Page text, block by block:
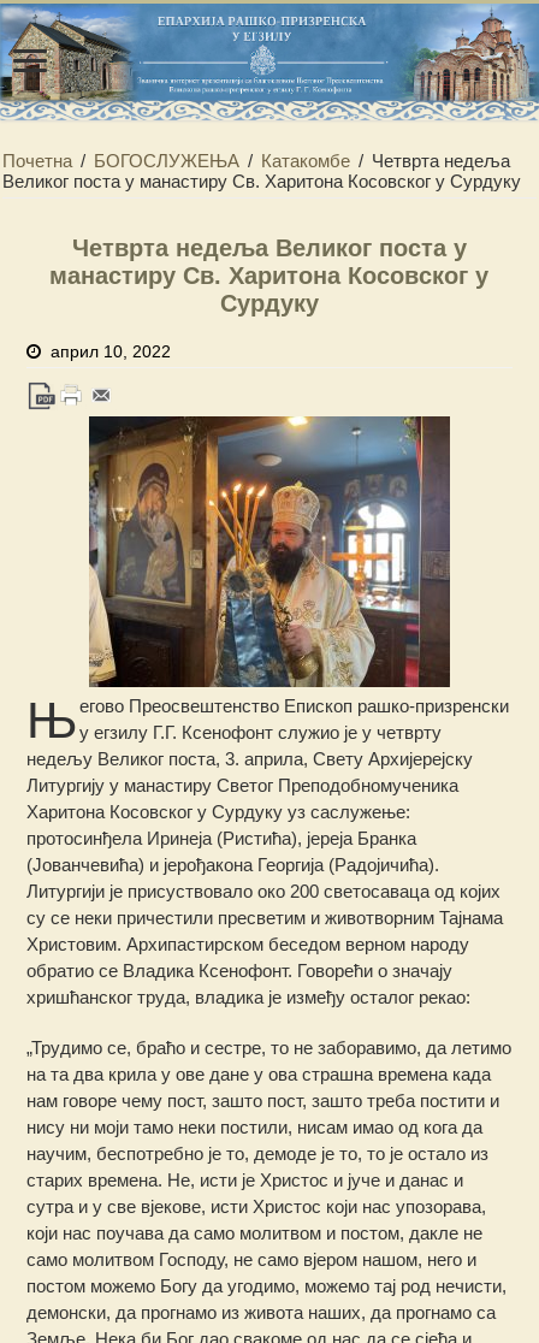
Почетна / БОГОСЛУЖЕЊА / Катакомбе / Четврта недеља
Великог поста у манастиру Св. Харитона Косовског у Сурдуку
Четврта недеља Великог поста у
манастиру Св. Харитона Косовског у
Сурдуку
април 10, 2022
Његово Преосвештенство Епископ рашко-призренски
у егзилу Г.Г. Ксенофонт служио је у четврту
недељу Великог поста, 3. априла, Свету Архијерејску
Литургију у манастиру Светог Преподобномученика
Харитона Косовског у Сурдуку уз саслужење:
протосинђела Иринеја (Ристића), јереја Бранка
(Јованчевића) и јерођакона Георгија (Радојичића).
Литургији је присуствовало око 200 светосаваца од којих
су се неки причестили пресветим и животворним Тајнама
Христовим.Архипастирском беседом верном народу
обратио се Владика Ксенофонт. Говорећи о значају
хришћанског труда, владика је између осталог рекао:
„Трудимо се, браћо и сестре, то не заборавимо, да летимо
на та два крила у ове дане у ова страшна времена када
нам говоре чему пост, зашто пост, зашто треба постити и
нису ни моји тамо неки постили, нисам имао од кога да
научим, беспотребно је то, демоде је то, то је остало из
старих времена. Не, исти је Христос и јуче и данас и
сутра и у све вјекове, исти Христос који нас упозорава,
који нас поучава да само молитвом и постом, дакле не
само молитвом Господу, не само вјером нашом, него и
постом можемо Богу да угодимо, можемо тај род нечисти,
демонски, да прогнамо из живота наших, да прогнамо са